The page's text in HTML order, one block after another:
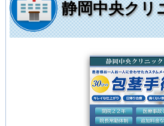
静岡中央クリ